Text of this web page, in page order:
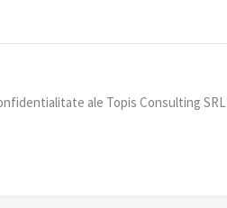
ale Topis Consulting SRL